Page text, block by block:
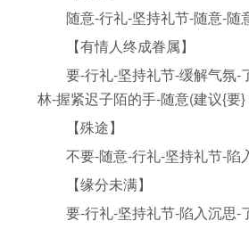
随意-行礼-坚持礼节-随意-随
【有情人终成眷属】
要-行礼-坚持礼节-缓解气氛-
林-握紧迟子陌的手-随意(建议{
【殊途】
不要-随意-行礼-坚持礼节-陷
【缘分未满】
要-行礼-坚持礼节-陷入沉思-